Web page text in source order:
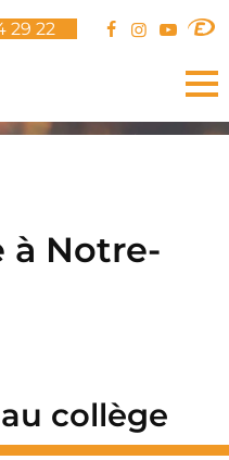
29 22
à Notre-
collège